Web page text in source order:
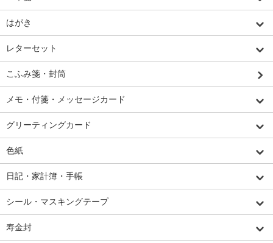
はがき
レターセット
こふみ箋・封筒
メモ・付箋・メッセージカード
グリーティングカード
色紙
日記・家計簿・手帳
シール・マスキングテープ
寿金封